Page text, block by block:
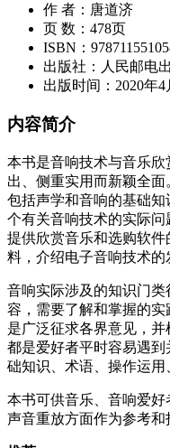
作 者：唐道济
页 数：478页
ISBN：
出版社：人民邮电
出版时间：2020年4
内容简介
本书是音响技术与音乐
出、侧重实用而新颖全面
包括声学和音响的基础知
个有关音响技术的实际问
提供欣赏音乐和选购软
料，介绍电子音响技术的
音响实际涉及的知识门
容，需要了解和掌握的
是广泛征求各界意见，并
都是爱好者平时容易遇
础知识、术语、操作运用
本书可供音乐、音响爱
声音重放方面作为参考和